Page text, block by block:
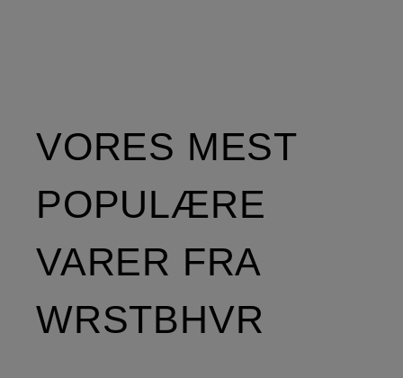
VORES MEST
POPULÆRE
VARER FRA
WRSTBHVR